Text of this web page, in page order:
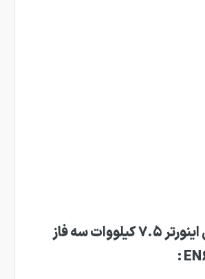
نحوه کدخوانی اینورتر 7.5 کیلووات سه فاز
: